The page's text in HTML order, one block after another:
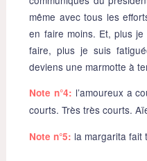
même avec tous les
en faire moins. Et, plus
faire, plus je suis
deviens une marmotte à
Note n°4: l’amoureux a
courts. Très très courts.
Note n°5: la margarita fait